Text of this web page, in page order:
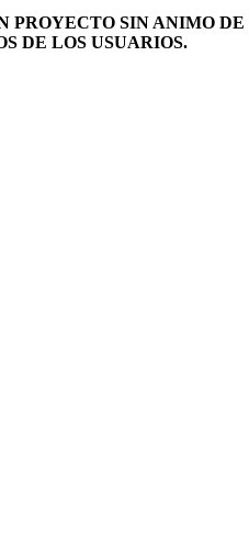
PROYECTO SIN ANIMO
DE LOS USUARIOS.